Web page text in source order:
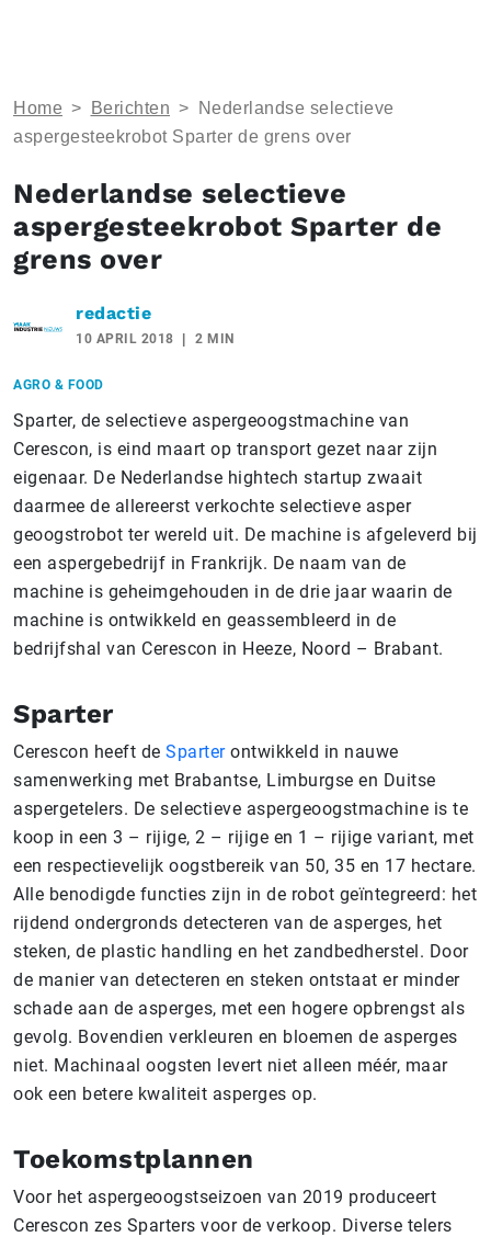
Home > Berichten >
Nederlandse selectieve
aspergesteekrobot Sparter de grens over
Nederlandse selectieve
aspergesteekrobot Sparter de
grens over
redactie
10 APRIL 2018 2 MIN
AGRO & FOOD
Sparter, de selectieve aspergeoogstmachine van
Cerescon, is eind maart op transport gezet naar zijn
eigenaar. De Nederlandse hightech startup zwaait
daarmee de allereerst verkochte selectieve asper
geoogstrobot ter wereld uit. De machine is afgeleverd bij
een aspergebedrijf in Frankrijk. De naam van de
machine is geheimgehouden in de drie jaar waarin de
machine is ontwikkeld en geassembleerd in de
bedrijfshal van Cerescon in Heeze, Noord – Brabant.
Sparter
Cerescon heeft de Sparterontwikkeld in nauwe
samenwerking met Brabantse, Limburgse en Duitse
aspergetelers. De selectieve aspergeoogstmachine is te
koop in een 3 – rijige, 2 – rijige en 1 – rijige variant, met
een respectievelijk oogstbereik van 50, 35 en 17 hectare.
Alle benodigde functies zijn in de robot geïntegreerd: het
rijdend ondergronds detecteren van de asperges, het
steken, de plastic handling en het zandbedherstel. Door
de manier van detecteren en steken ontstaat er minder
schade aan de asperges, met een hogere opbrengst als
gevolg. Bovendien verkleuren en bloemen de asperges
niet. Machinaal oogsten levert niet alleen méér, maar
ook een betere kwaliteit asperges op.
Toekomstplannen
Voor het aspergeoogstseizoen van 2019 produceert
Cerescon zes Sparters voor de verkoop. Diverse telers